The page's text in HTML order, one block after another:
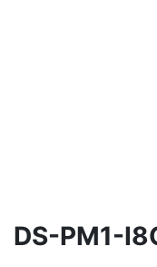
DS-PM1-